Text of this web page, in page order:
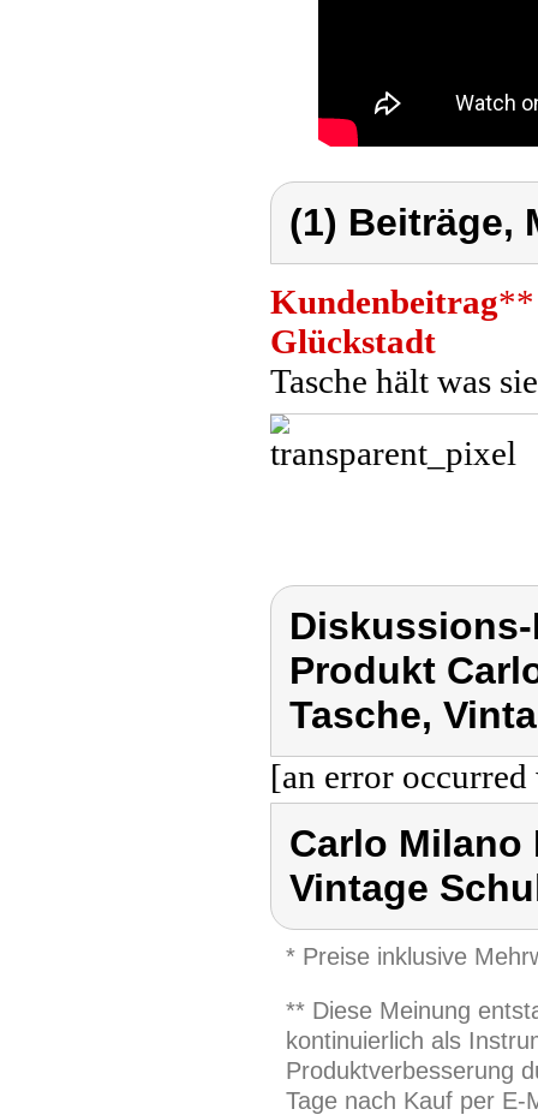
(1) Beiträge,
Kundenbeitrag**
Glückstadt
Tasche hält was
Produkt
Tasche,
[an error
Carlo Milano
Vintage
* Preise inklusive
** Diese Meinung
kontinuierlich als
Produktverbesserung
Tage nach Kauf per E-